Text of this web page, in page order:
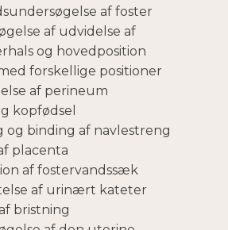
af foster
af udvidelse af
og hovedposition
forskellige positioner
af perineum
kopfødsel
og binding af navlestreng
placenta
af fostervandssæk
af urinært kateter
bristning